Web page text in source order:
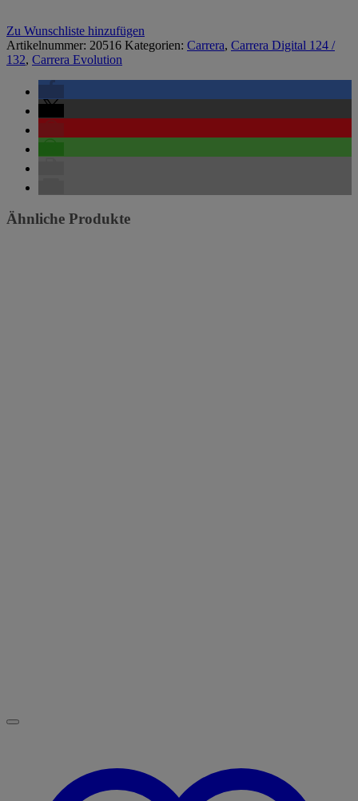
Zu Wunschliste hinzufügen
Artikelnummer: 20516 Kategorien: Carrera, Carrera Digital 124 /
132, Carrera Evolution
Ähnliche Produkte